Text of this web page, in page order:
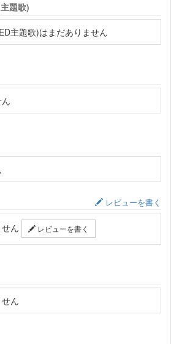
題歌)
主題歌)はまだありません
レビューを書く
ん レビューを書く
ん